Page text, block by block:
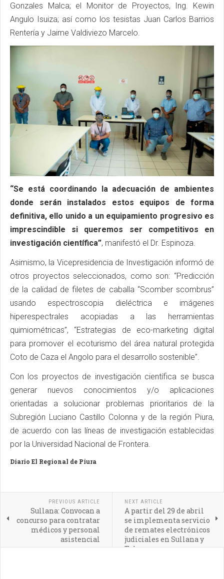
Gonzales Malca; el Monitor de Proyectos, Ing. Kewin
Angulo Isuiza; así como los tesistas Juan Carlos Barrios
Rentería y Jaime Valdiviezo Marcelo.
“Se está coordinando la adecuación de ambientes
donde serán instalados estos equipos de forma
definitiva, ello unido a un equipamiento progresivo es
imprescindible si queremos ser competitivos en
investigación científica”, manifestó el Dr. Espinoza.
Asimismo, la Vicepresidencia de Investigación informó de
otros proyectos seleccionados, como son: “Predicción
de la calidad de filetes de caballa “Scomber scombrus”
usando espectroscopia dieléctrica e imágenes
hiperespectrales acopiadas a las herramientas
quimiométricas”, “Estrategias de eco-marketing digital
para promover el ecoturismo del área natural protegida
Coto de Caza el Angolo para el desarrollo sostenible”.
Con los proyectos de investigación científica se busca
generar nuevos conocimientos y/o aplicaciones
orientadas a solucionar problemas prioritarios de la
Subregión Luciano Castillo Colonna y de la región Piura,
de acuerdo con las líneas de investigación establecidas
por la Universidad Nacional de Frontera.
Diario El Regional de Piura
PREVIOUS ARTICLE
Sullana: Convocan a
concurso para contratar
médicos y personal
asistencial
NEXT ARTICLE
A partir del 29 de abril
se implementa servicio
de remates electrónicos
judiciales en Sullana y
Talara